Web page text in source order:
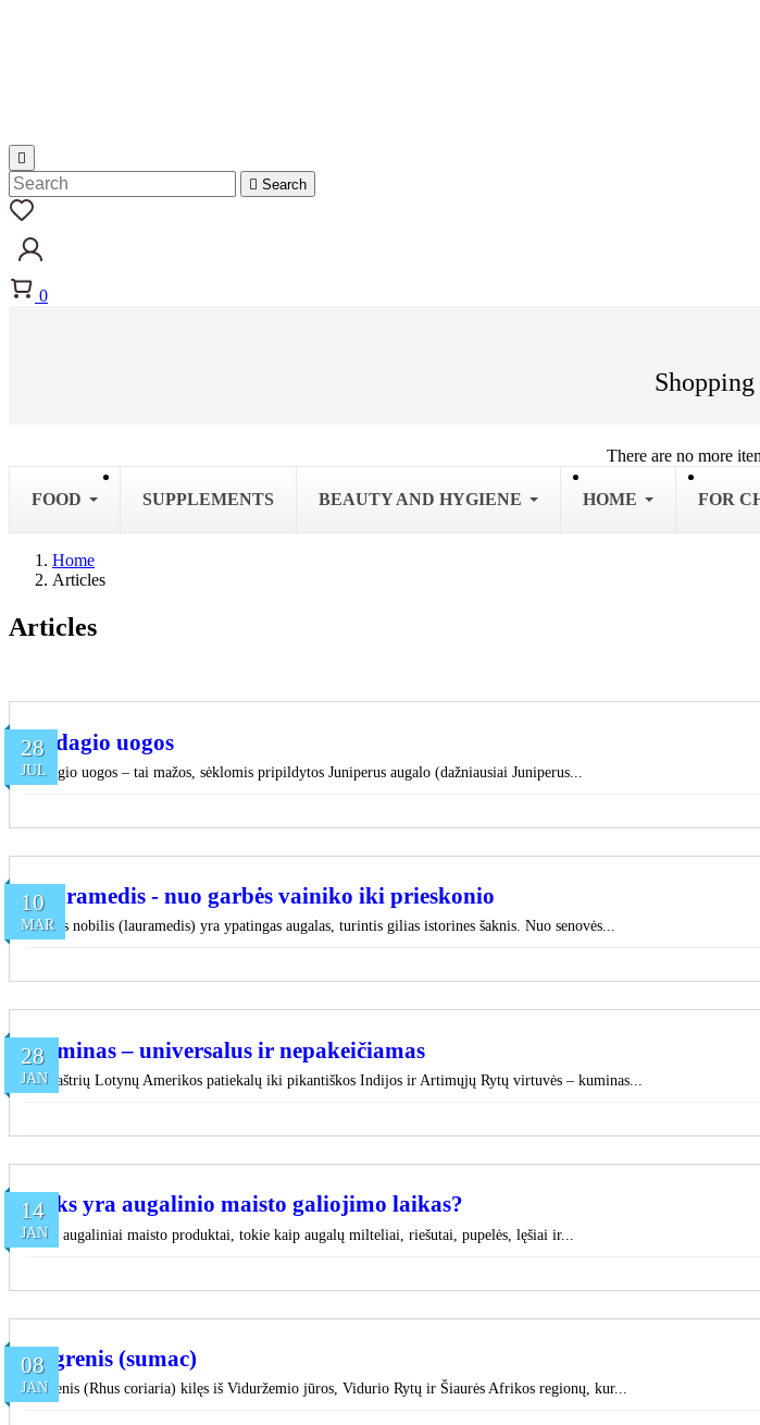

 Search
0
There are no more
FOOD SUPPLEMENTS BEAUTY AND HYGIENE HOME FOR
Home
Articles
Articles
28
JUL
Kadagio uogos
Kadagio uogos – tai mažos, sėklomis pripildytos Juniperus augalo (dažniausiai Juniperus...
10
MAR
Lauramedis - nuo garbės vainiko iki prieskonio
Laurus nobilis (lauramedis) yra ypatingas augalas, turintis gilias istorines šaknis. Nuo senovės...
28
JAN
Kuminas – universalus ir nepakeičiamas
Nuo aštrių Lotynų Amerikos patiekalų iki pikantiškos Indijos ir Artimųjų Rytų virtuvės – kuminas...
14
JAN
Koks yra augalinio maisto galiojimo laikas?
Sausi augaliniai maisto produktai, tokie kaip augalų milteliai, riešutai, pupelės, lęšiai ir...
08
JAN
Žagrenis (sumac)
Žagrenis (Rhus coriaria) kilęs iš Viduržemio jūros, Vidurio Rytų ir Šiaurės Afrikos regionų, kur...